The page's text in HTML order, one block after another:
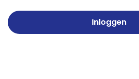
Inloggen